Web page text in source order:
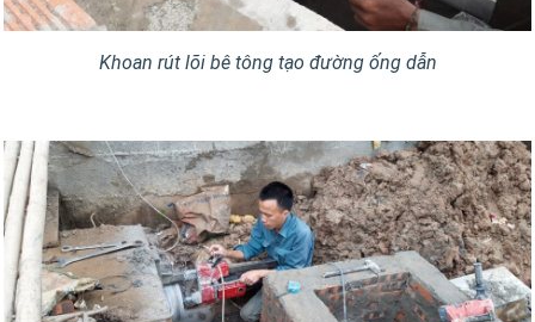
Khoan rút lõi bê tông tạo đường ống dẫn